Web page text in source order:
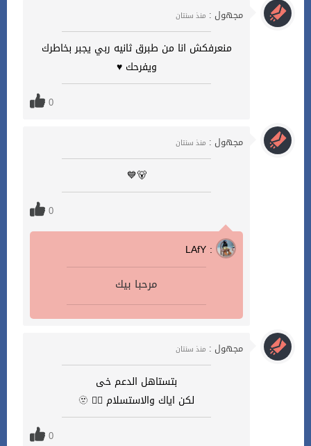
مجهول : منذ سنتان
منعرفكش انا من طبرق ثانيه ربي يجبر بخاطرك
ويفرحك ♥
0
مجهول : منذ سنتان
🐻💙
0
LAfY :
مرحبا بيك
مجهول : منذ سنتان
بتستاهل الدعم خى
لكن اياك والاستسلام 😶‍🌫️ 🫥
0